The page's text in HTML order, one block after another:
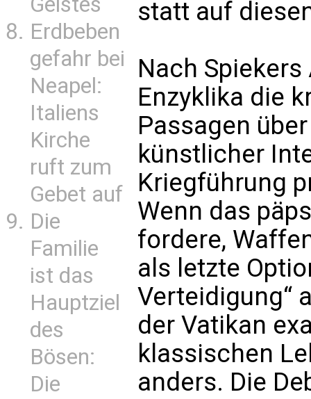
Erdbeben
gefahr bei
Neapel:
Italiens
Kirche
ruft zum
Gebet auf
Die
Familie
ist das
Hauptziel
des
Bösen:
Die
statt auf
Nach
Enzyklika die
Passagen
künstlicher
Kriegführung
Wenn das
fordere,
als letzte
Verteidigung“
der Vatikan
klassischen
anders. Die